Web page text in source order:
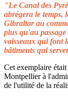
"Le Canal des
abrégera le temps,
Gibraltar au
plus qu'au passage
vaisseaux qui font
bâtiments qui
Cet exemplaire
Montpellier à
de l'utilité de la